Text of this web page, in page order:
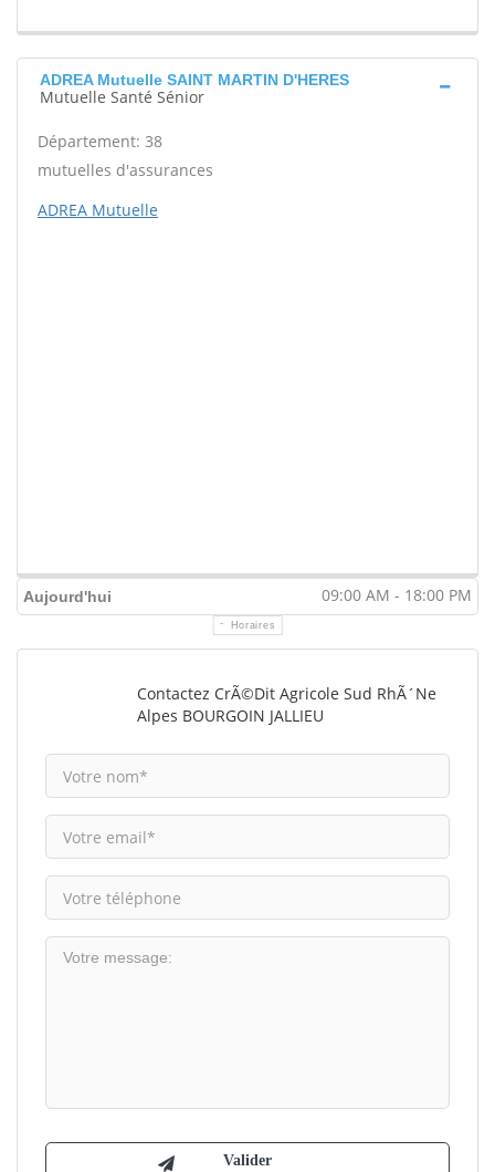
ADREA Mutuelle SAINT MARTIN D'HERES
Mutuelle Santé Sénior
Département: 38
mutuelles d'assurances
ADREA Mutuelle
Aujourd'hui 09:00 AM - 18:00 PM
Horaires
Contactez CrÃ©dit Agricole Sud RhÃ´ne
Alpes BOURGOIN JALLIEU